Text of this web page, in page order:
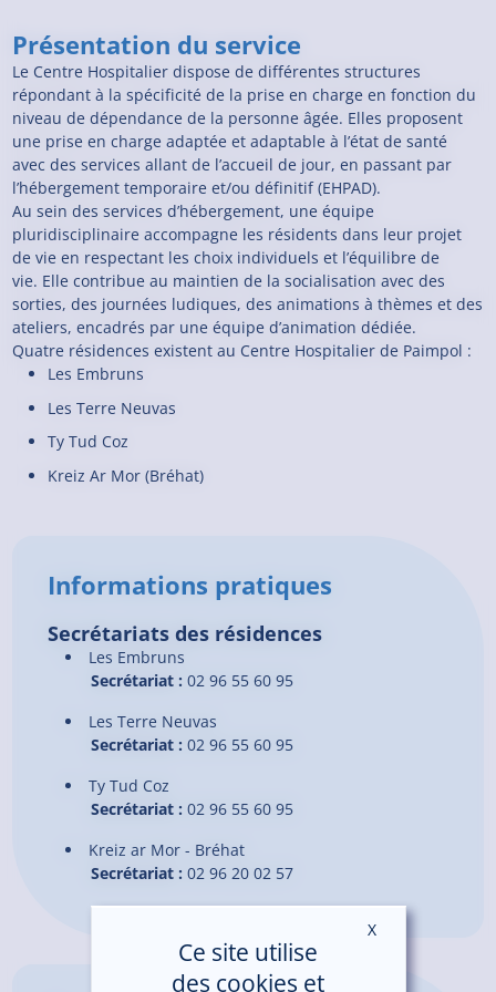
Présentation du service
Le Centre Hospitalier dispose de différentes structures
répondant à la spécificité de la prise en charge en fonction du
niveau de dépendance de la personne âgée. Elles proposent
une prise en charge adaptée et adaptable à l’état de santé
avec des services allant de l’accueil de jour, en passant par
l’hébergement temporaire et/ou définitif (EHPAD).
Au sein des services d’hébergement, une équipe
pluridisciplinaire accompagne les résidents dans leur projet
de vie en respectant les choix individuels et l’équilibre de
vie. Elle contribue au maintien de la socialisation avec des
sorties, des journées ludiques, des animations à thèmes et des
ateliers, encadrés par une équipe d’animation dédiée.
Quatre résidences existent au Centre Hospitalier de Paimpol :
Les Embruns
Les Terre Neuvas
Ty Tud Coz
Kreiz Ar Mor (Bréhat)
Informations pratiques
Secrétariats des résidences
Les Embruns
Secrétariat : 02 96 55 60 95
Les Terre Neuvas
Secrétariat : 02 96 55 60 95
Ty Tud Coz
Secrétariat : 02 96 55 60 95
Kreiz ar Mor - Bréhat
Secrétariat : 02 96 20 02 57
Ce site utilise
des cookies et
XMasquer le